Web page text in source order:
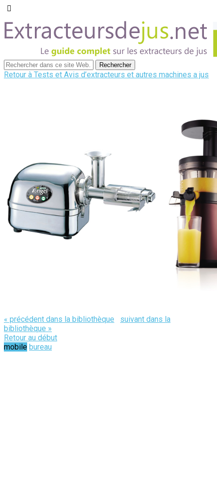
Retour à Tests et Avis d’extracteurs et autres machines a jus
« précédent dans la bibliothèque
suivant dans la
bibliothèque »
Retour au début
mobile bureau